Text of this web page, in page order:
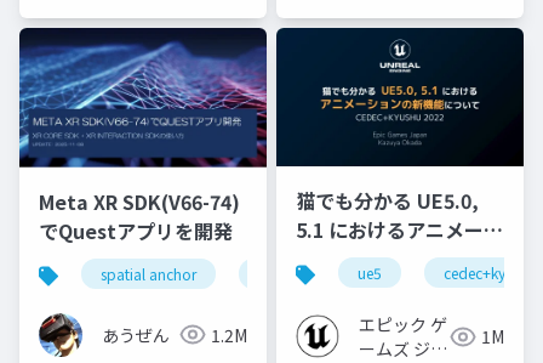
Meta XR SDK(V66-74)
でQuestアプリを開発
spatial anchor quest pro
あうぜん 1.2M
猫でも分かる UE5.0,
5.1 におけるアニメーシ
ョンの新機能について
【CEDEC+KYUSHU
2022】
ue5 cedec+kyushu
エピック ゲ
ームズ ジャ
1M